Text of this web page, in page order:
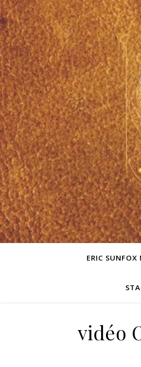
ERIC SUNFOX
vidéo